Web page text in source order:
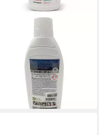
Entkalker 500 ml 00311968
Flüssigentkalker (für
Kaffeemaschine
Wasserkocher Dampfgarer)
lieferbar - in 3-4 Werktagen bei dir